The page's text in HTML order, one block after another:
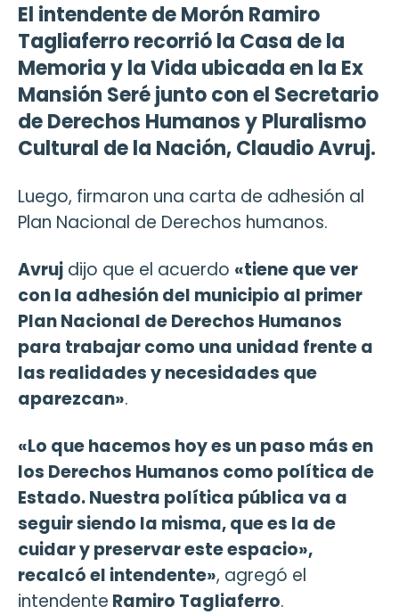
El intendente de Morón Ramiro
Tagliaferro recorrió la Casa de la
Memoria y la Vida ubicada en la Ex
Mansión Seré junto con el Secretario
de Derechos Humanos y Pluralismo
Cultural de la Nación, Claudio Avruj.
Luego, firmaron una carta de adhesión al
Plan Nacional de Derechos humanos.
Avruj dijo que el acuerdo «tiene que ver
con la adhesión del municipio al primer
Plan Nacional de Derechos Humanos
para trabajar como una unidad frente a
las realidades y necesidades que
aparezcan».
«Lo que hacemos hoy es un paso más en
los Derechos Humanos como política de
Estado. Nuestra política pública va a
seguir siendo la misma, que es la de
cuidar y preservar este espacio»,
recalcó el intendente», agregó el
intendente Ramiro Tagliaferro.